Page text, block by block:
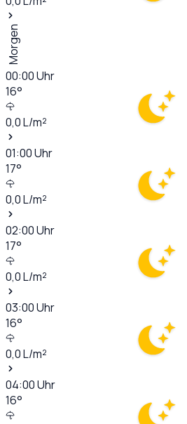
Morgen
00:00Uhr
16°
0,0L/m²
01:00Uhr
17°
0,0L/m²
02:00Uhr
17°
0,0L/m²
03:00Uhr
16°
0,0L/m²
04:00Uhr
16°